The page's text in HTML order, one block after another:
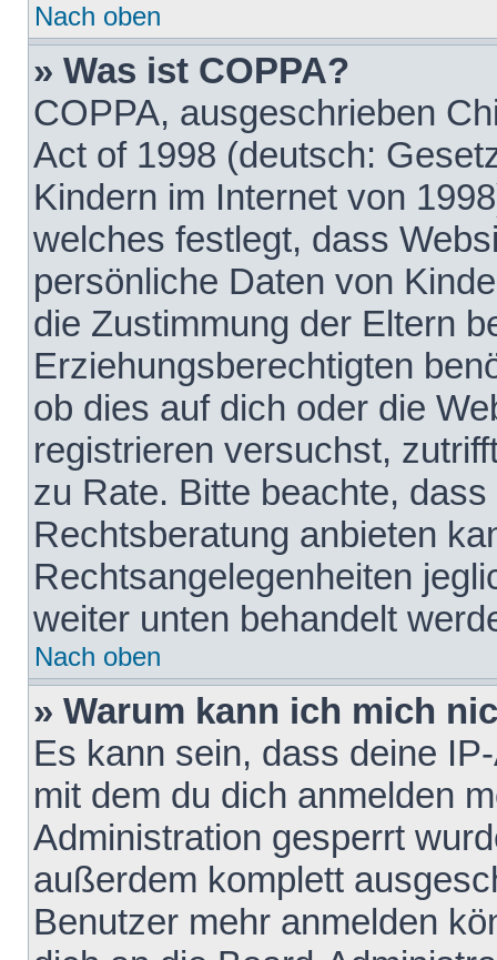
Nach oben
» Was ist COPPA?
COPPA, ausgeschrieben
Act of 1998 (deutsch:
Kindern im Internet von
welches festlegt, dass
persönliche Daten von
die Zustimmung der Eltern
Erziehungsberechtigten
ob dies auf dich oder die
registrieren versuchst,
zu Rate. Bitte beachte,
Rechtsberatung anbieten
Rechtsangelegenheiten
weiter unten behandelt
Nach oben
» Warum kann ich mich
Es kann sein, dass deine
mit dem du dich anmelden
Administration gesperrt
außerdem komplett
Benutzer mehr anmelden